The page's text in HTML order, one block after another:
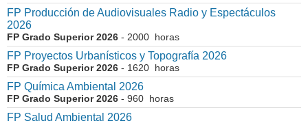
FP Producción de Audiovisuales Radio y Espectáculos
2026
FP Grado Superior 2026 - 2000 horas
FP Proyectos Urbanísticos y Topografía 2026
FP Grado Superior 2026 - 1620 horas
FP Química Ambiental 2026
FP Grado Superior 2026 - 960 horas
FP Salud Ambiental 2026